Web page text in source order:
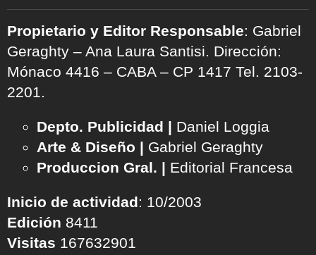
Propietario y Editor Responsable: Gabriel
Geraghty – Ana Laura Santisi. Dirección:
Mónaco 4416 – CABA – CP 1417 Tel. 2103-
2201.
Depto. Publicidad | Daniel Loggia
Arte & Diseño | Gabriel Geraghty
Produccion Gral. | Editorial Francesa
Inicio de actividad: 10/2003
Edición 8411
Visitas 167632901